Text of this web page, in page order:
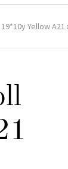
Yellow